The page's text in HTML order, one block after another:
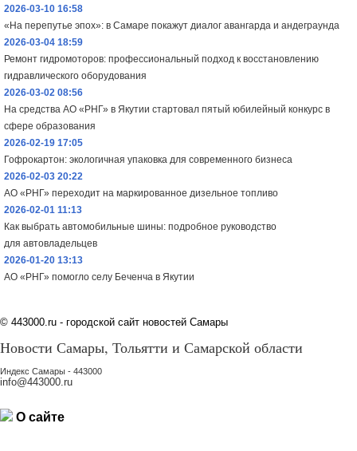
2026-03-10 16:58
«На перепутье эпох»: в Самаре покажут диалог авангарда и андеграунда
2026-03-04 18:59
Ремонт гидромоторов: профессиональный подход к восстановлению
гидравлического оборудования
2026-03-02 08:56
На средства АО «РНГ» в Якутии стартовал пятый юбилейный конкурс в
сфере образования
2026-02-19 17:05
Гофрокартон: экологичная упаковка для современного бизнеса
2026-02-03 20:22
АО «РНГ» переходит на маркированное дизельное топливо
2026-02-01 11:13
Как выбрать автомобильные шины: подробное руководство
для автовладельцев
2026-01-20 13:13
АО «РНГ» помогло селу Беченча в Якутии
© 443000.ru - городской сайт новостей Самары
Новости Самары, Тольятти и Самарской области
Индекс Самары - 443000
info@443000.ru
О сайте